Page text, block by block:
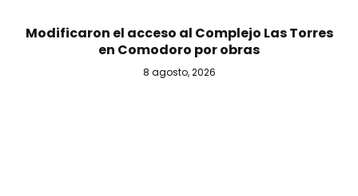
Modificaron el acceso al Complejo Las Torres
en Comodoro por obras
8 agosto, 2026